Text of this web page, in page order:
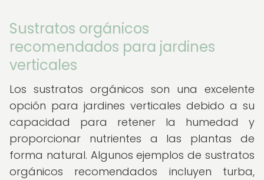
Sustratos orgánicos
recomendados para jardines
verticales
Los sustratos orgánicos son una excelente
opción para jardines verticales debido a su
capacidad para retener la humedad y
proporcionar nutrientes a las plantas de
forma natural. Algunos ejemplos de sustratos
orgánicos recomendados incluyen turba,